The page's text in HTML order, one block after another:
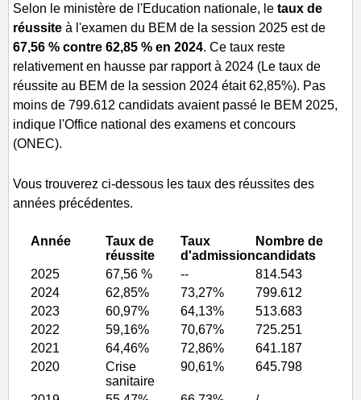
Selon le ministère de l'Education nationale, letaux de
réussiteà l'examen du BEM de la session 2025 est de
67,56 % contre 62,85 % en 2024. Ce taux reste
relativement en hausse par rapport à 2024 (Le taux de
réussite au BEM de la session 2024 était 62,85%). Pas
moins de 799.612 candidats avaient passé le BEM 2025,
indique l'Office national des examens et concours
(ONEC).
Vous trouverez ci-dessous les taux des réussites des
années précédentes.
Année
Taux de
réussite
Taux
d'admission
Nombre de
candidats
2025
67,56 % --
814.543
2024
62,85% 73,27%
799.612
2023
60,97% 64,13%
513.683
2022
59,16% 70,67%
725.251
2021
64,46% 72,86%
641.187
2020
Crise
sanitaire
90,61% 645.798